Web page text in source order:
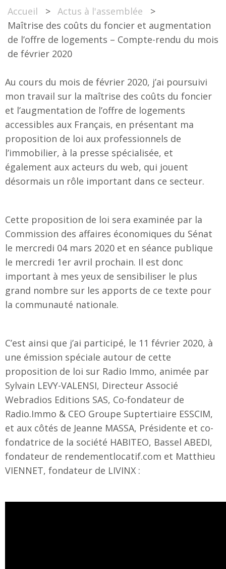
Accueil > Actus à l'assemblée
>
Maîtrise des coûts du foncier et augmentation
de l’offre de logements – Compte-rendu du mois
de février 2020
Au cours du mois de février 2020, j’ai poursuivi
mon travail sur la maîtrise des coûts du foncier
et l’augmentation de l’offre de logements
accessibles aux Français, en présentant ma
proposition de loi aux professionnels de
l’immobilier, à la presse spécialisée, et
également aux acteurs du web, qui jouent
désormais un rôle important dans ce secteur.
Cette proposition de loi sera examinée par la
Commission des affaires économiques du Sénat
le mercredi 04 mars 2020 et en séance publique
le mercredi 1er avril prochain. Il est donc
important à mes yeux de sensibiliser le plus
grand nombre sur les apports de ce texte pour
la communauté nationale.
C’est ainsi que j’ai participé, le 11 février 2020, à
une émission spéciale autour de cette
proposition de loi sur Radio Immo, animée par
Sylvain LEVY-VALENSI, Directeur Associé
Webradios Editions SAS, Co-fondateur de
Radio.Immo & CEO Groupe Suptertiaire ESSCIM,
et aux côtés de Jeanne MASSA, Présidente et co-
fondatrice de la société HABITEO, Bassel ABEDI,
fondateur de rendementlocatif.com et Matthieu
VIENNET, fondateur de LIVINX :